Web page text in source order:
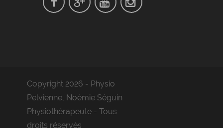
Copyright 2026 - Physio
Pelvienne, Noémie Séguin
Physiothérapeute - Tous
droits réservés